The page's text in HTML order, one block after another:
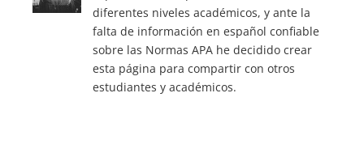
diferentes niveles académicos, y ante la
falta de información en español confiable
sobre las Normas APA he decidido crear
esta página para compartir con otros
estudiantes y académicos.